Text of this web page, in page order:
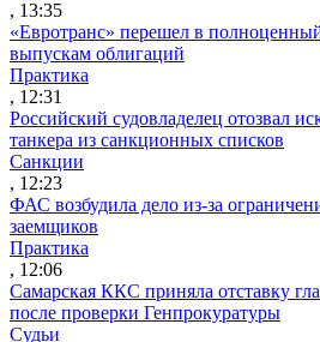
, 13:35
«Евротранс» перешел в
выпускам облигаций
Практика
, 12:31
Российский судовладелец отозвал
танкера из санкционных списков
Санкции
, 12:23
ФАС возбудила дело из-за
заемщиков
Практика
, 12:06
Самарская ККС приняла отставку
после проверки Генпрокуратуры
Судьи